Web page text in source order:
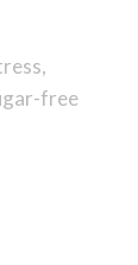
,
free